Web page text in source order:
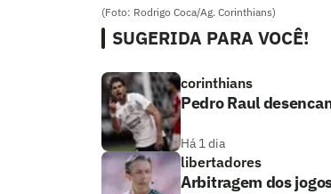
(Foto: Rodrigo Coca/Ag. Corinthians)
SUGERIDA PARA VOCÊ!
corinthians
Pedro Raul
Há 1 dia
libertadores
Arbitragem dos